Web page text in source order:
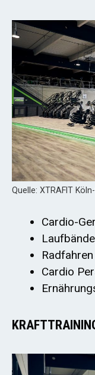
Quelle: XTRAFIT
Cardio-
Radfahren
Cardio